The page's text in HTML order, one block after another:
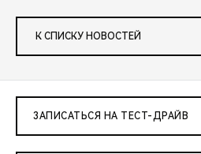
К СПИСКУ НОВОСТЕЙ
ЗАПИСАТЬСЯ НА ТЕСТ-ДРАЙВ